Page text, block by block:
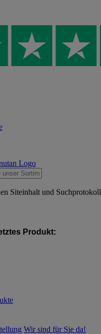
Siteinhalt und Suchprotokoll
Produkt:
Wir sind für Sie da!